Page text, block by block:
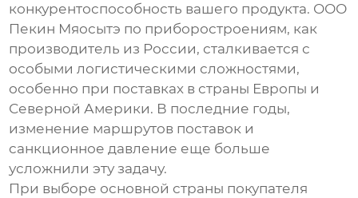
конкурентоспособность вашего продукта. ООО
Пекин Мяосытэ по приборостроениям, как
производитель из России, сталкивается с
особыми логистическими сложностями,
особенно при поставках в страны Европы и
Северной Америки. В последние годы,
изменение маршрутов поставок и
санкционное давление еще больше
усложнили эту задачу.
При выборе основной страны покупателя